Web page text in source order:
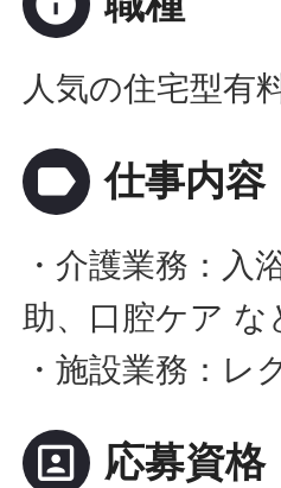
人気の住宅型有
label 仕事内容
・介護業務：入
助、口腔ケア な
・施設業務：レ
portrait 応募資格